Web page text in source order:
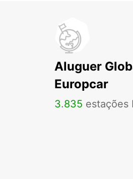
Aluguer
Europcar
3.835 estações